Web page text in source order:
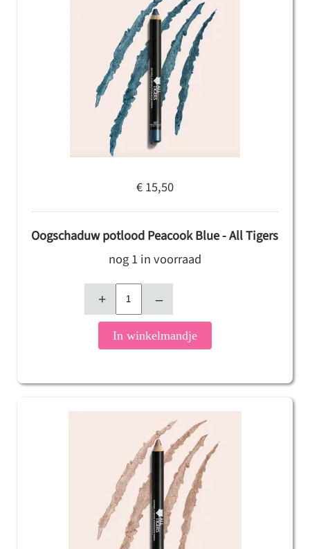
€ 15,50
Oogschaduw potlood Peacook Blue - All Tigers
nog 1 in voorraad
+ –
In winkelmandje